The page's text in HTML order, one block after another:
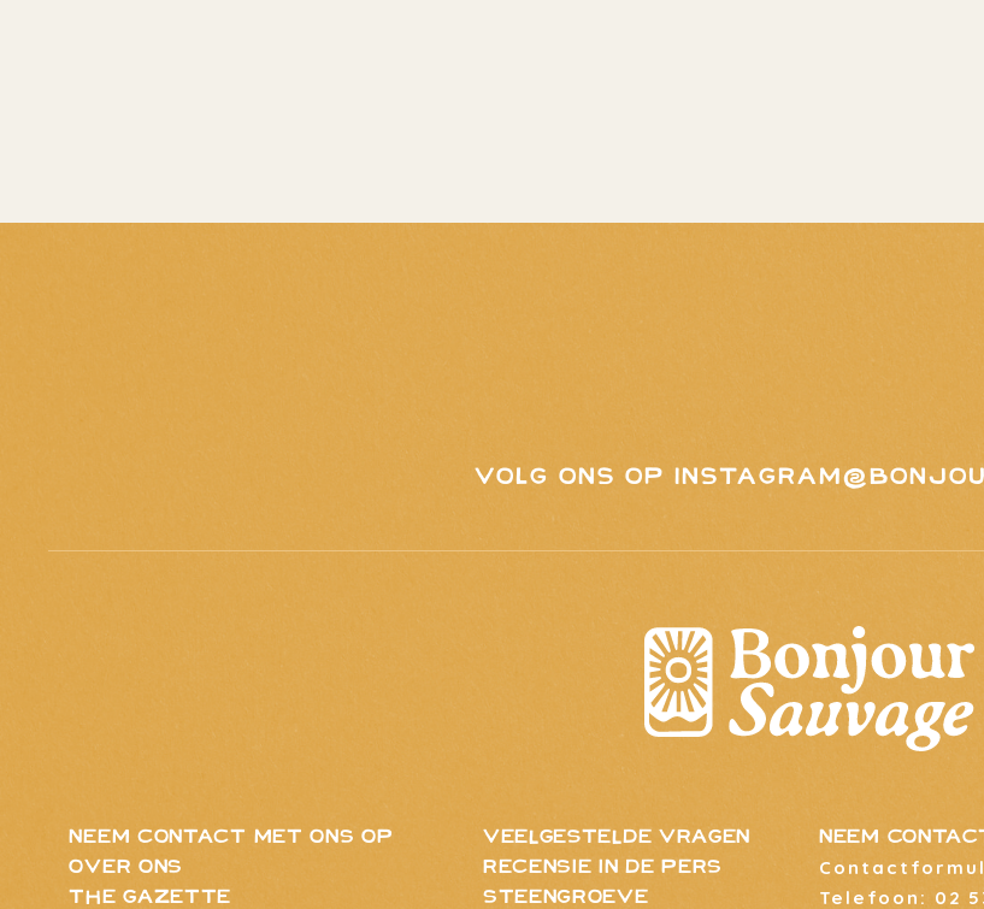
VOLG ONS OP INSTAGRAM
neem contact met ons op
Over ons
The Gazette
VEELGESTELDE VRAGEN
Recensie in de pers
steengroeve
NEEM
Telefoon: 02